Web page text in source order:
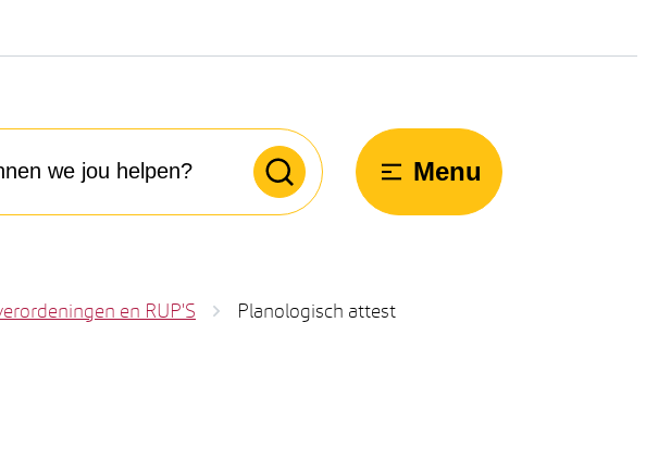
jou helpen?
Zoeken Menu
en RUP'S Planologisch attest